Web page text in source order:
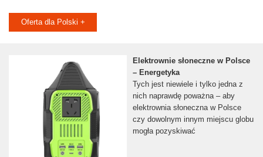
Oferta dla Polski +
Elektrownie słoneczne w Polsce
– Energetyka
Tych jest niewiele i tylko jedna z
nich naprawdę poważna – aby
elektrownia słoneczna w Polsce
czy dowolnym innym miejscu globu
mogła pozyskiwać